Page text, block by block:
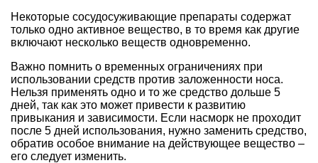
Некоторые сосудосуживающие препараты содержат
только одно активное вещество, в то время как другие
включают несколько веществ одновременно.
Важно помнить о временных ограничениях при
использовании средств против заложенности носа.
Нельзя применять одно и то же средство дольше 5
дней, так как это может привести к развитию
привыкания и зависимости. Если насморк не проходит
после 5 дней использования, нужно заменить средство,
обратив особое внимание на действующее вещество –
его следует изменить.